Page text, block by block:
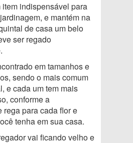
item indispensável para
e mantém na
de casa um belo
ser regado
em tamanhos e
sendo o mais comum
e cada um tem mais
conforme a
rega para cada flor e
tenha em sua casa.
vai ficando velho e